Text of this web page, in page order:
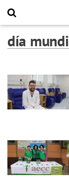
día